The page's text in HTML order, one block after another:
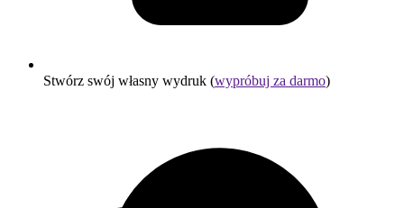
Stwórz swój własny wydruk (wypróbuj za darmo)